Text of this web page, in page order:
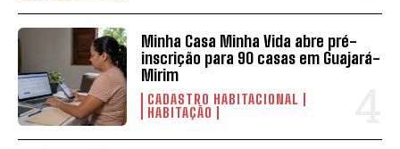
Minha Casa Minha Vida abre pré-
inscrição para 90 casas em Guajará-
Mirim
CADASTRO HABITACIONAL
HABITAÇÃO